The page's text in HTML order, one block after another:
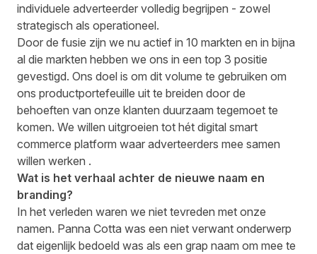
individuele adverteerder volledig begrijpen - zowel
strategisch als operationeel.
Door de fusie zijn we nu actief in 10 markten en in bijna
al die markten hebben we ons in een top 3 positie
gevestigd. Ons doel is om dit volume te gebruiken om
ons productportefeuille uit te breiden door de
behoeften van onze klanten duurzaam tegemoet te
komen. We willen uitgroeien tot hét digital smart
commerce platform waar adverteerders mee samen
willen werken .
Wat is het verhaal achter de nieuwe naam en
branding?
In het verleden waren we niet tevreden met onze
namen. Panna Cotta was een niet verwant onderwerp
dat eigenlijk bedoeld was als een grap naam om mee te